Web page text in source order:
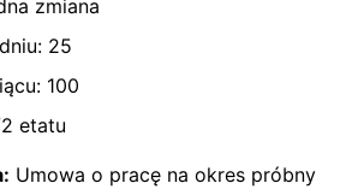
zmiana
25
100
etatu
Umowa o pracę na okres próbny